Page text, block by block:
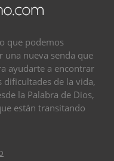
que podemos
una nueva senda que
ayudarte a encontrar
dificultades de la vida,
la Palabra de Dios,
están transitando